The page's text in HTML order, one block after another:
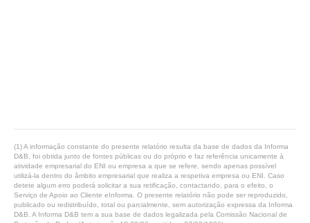
(1) A informação constante do presente relatório resulta da base de dados da Informa
D&B, foi obtida junto de fontes públicas ou do próprio e faz referência unicamente à
atividade empresarial do ENI ou empresa a que se refere, sendo apenas possível
utilizá-la dentro do âmbito empresarial que realiza a respetiva empresa ou ENI. Caso
detete algum erro poderá solicitar a sua retificação, contactando, para o efeito, o
Serviço de Apoio ao Cliente eInforma. O presente relatório não pode ser reproduzido,
publicado ou redistribuído, total ou parcialmente, sem autorização expressa da Informa
D&B. A Informa D&B tem a sua base de dados legalizada pela Comissão Nacional de